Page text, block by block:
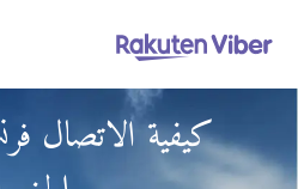
كيفية الاتصال